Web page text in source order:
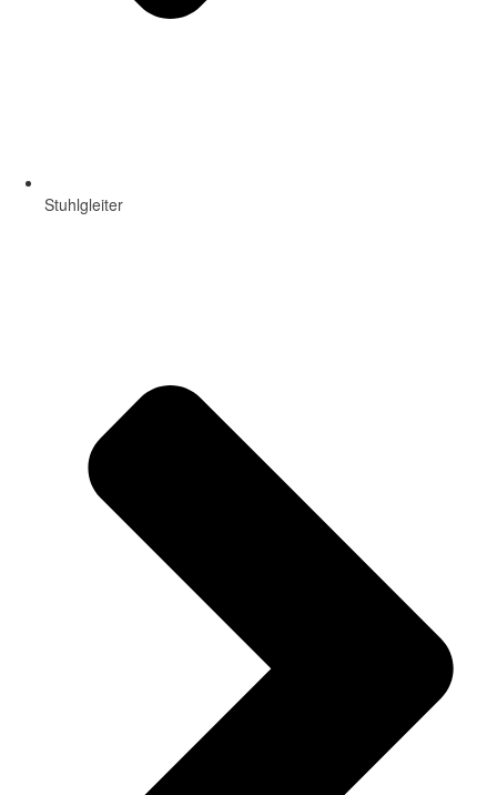
Stuhlgleiter